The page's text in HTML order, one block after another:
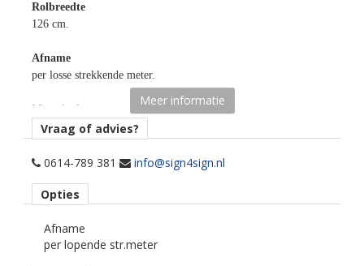
Rolbreedte
126 cm.
Afname
per losse strekkende meter.
Materiaaltype
opaak gekleurde snijfolie.
kenmerk belijming
gebogen.
Meer informatie
Vraag of advies?
0614-789 381 info@sign4sign.nl
Opties
Afname
per lopende str.meter